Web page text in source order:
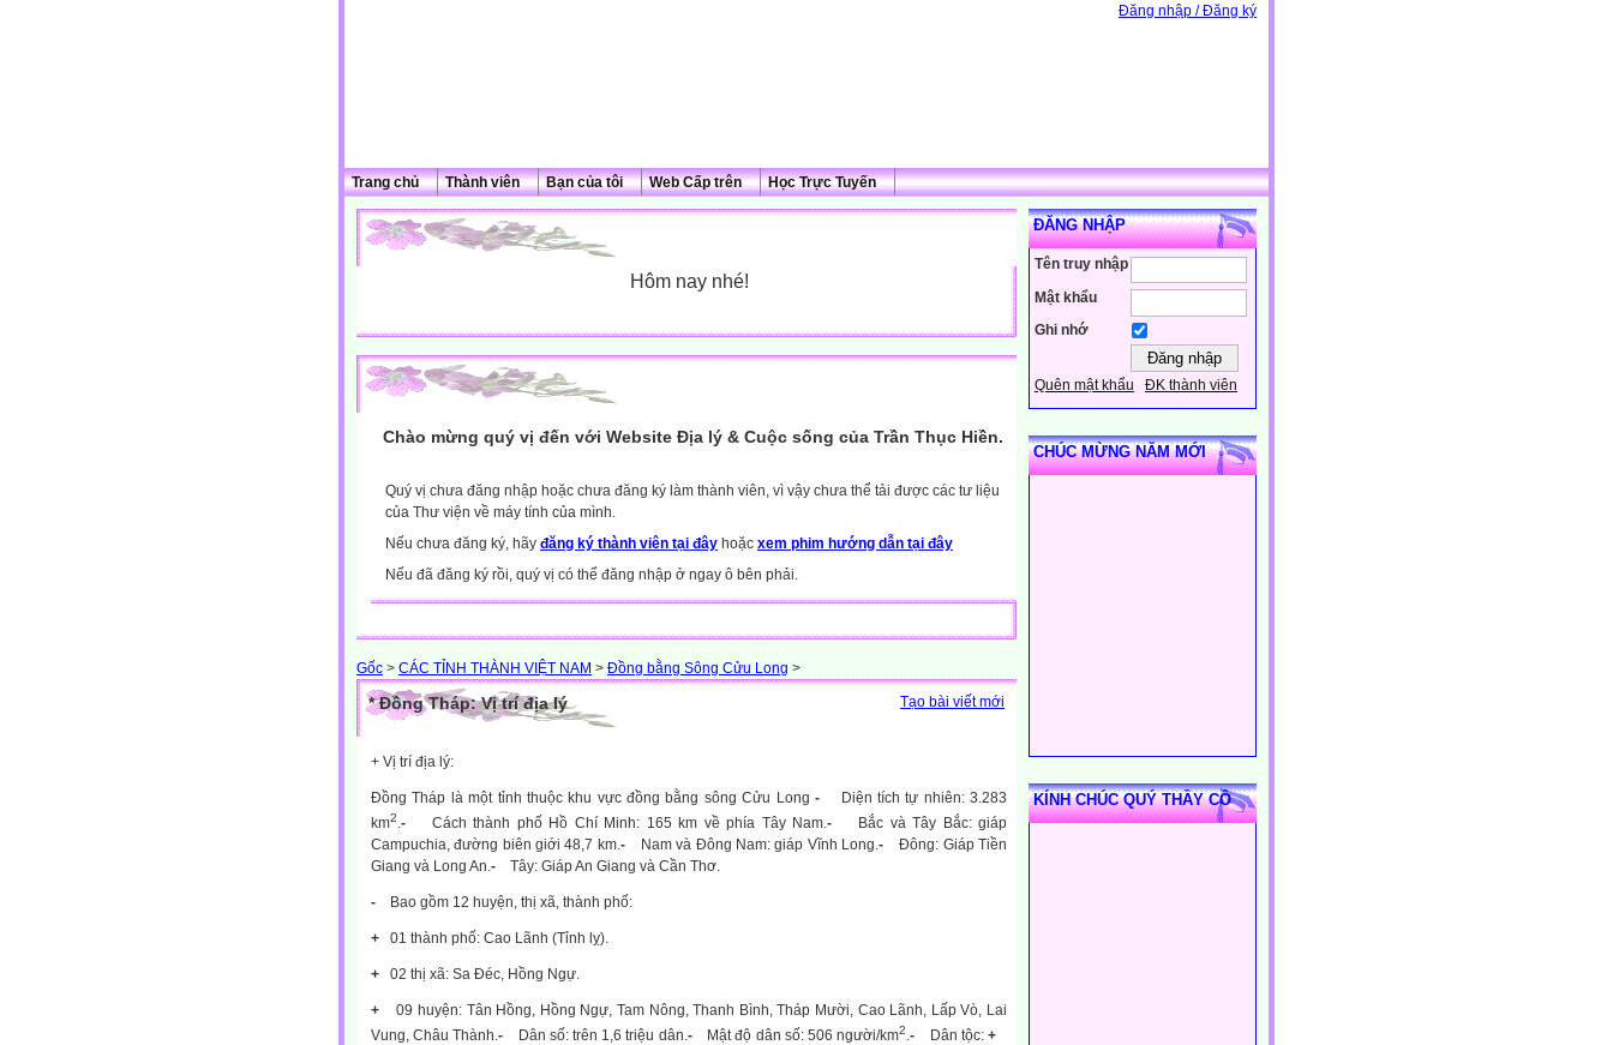
Đăng nhập / Đăng ký
Trang chủ Thành viên Bạn của tôi Web Cấp trên Học Trực Tuyến
ĐĂNG NHẬP
Tên truy nhập
Mật khẩu
Ghi nhớ
Quên mật khẩu ĐK thành viên
CHÚC MỪNG NĂM MỚI
KÍNH CHÚC QUÝ THẦY CÔ
Hôm nay nhé!
Chào mừng quý vị đến với Website Địa lý & Cuộc sống của Trần Thục Hiền.
Quý vị chưa đăng nhập hoặc chưa đăng ký làm thành viên, vì vậy chưa thể tải được các tư liệu
của Thư viện về máy tính của mình.
Nếu chưa đăng ký, hãy đăng ký thành viên tại đây hoặc xem phim hướng dẫn tại đây
Nếu đã đăng ký rồi, quý vị có thể đăng nhập ở ngay ô bên phải.
Gốc > CÁC TỈNH THÀNH VIỆT NAM > Đồng bằng Sông Cửu Long >
Tạo bài viết mới
* Đồng Tháp: Vị trí địa lý
+ Vị trí địa lý:
Đồng Tháp là một tỉnh thuộc khu vực đồng bằng sông Cửu Long -
Diện tích tự nhiên: 3.283
km2.- Cách thành phố Hồ Chí Minh: 165 km về phía Tây Nam.-
Bắc và Tây Bắc: giáp
Campuchia, đường biên giới 48,7 km.- Nam và Đông Nam: giáp Vĩnh Long.-
Đông: Giáp Tiền
Giang và Long An.- Tây: Giáp An Giang và Cần Thơ.
- Bao gồm 12 huyện, thị xã, thành phố:
+ 01 thành phố: Cao Lãnh (Tỉnh lỵ).
+ 02 thị xã: Sa Đéc, Hồng Ngự.
+ 09 huyện: Tân Hồng, Hồng Ngự,Tam Nông,Thanh Bình,Tháp Mười, Cao Lãnh, Lấp Vò, Lai
Vung,Châu Thành.- Dân số: trên 1,6 triệu dân.- Mật độ dân số: 506 người/km2.- Dân tộc: +